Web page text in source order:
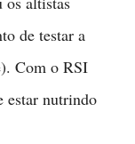
de testar a
Com o RSI
estar nutrindo